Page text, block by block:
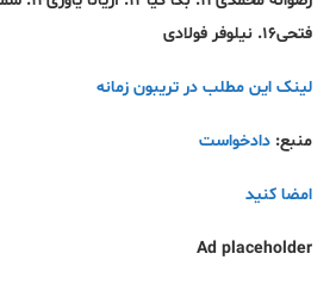
فتحی۱۶. نیلوفر فولادی
لینک این مطلب در تریبون زمانه
منبع: دادخواست
امضا کنید
Ad placeholder